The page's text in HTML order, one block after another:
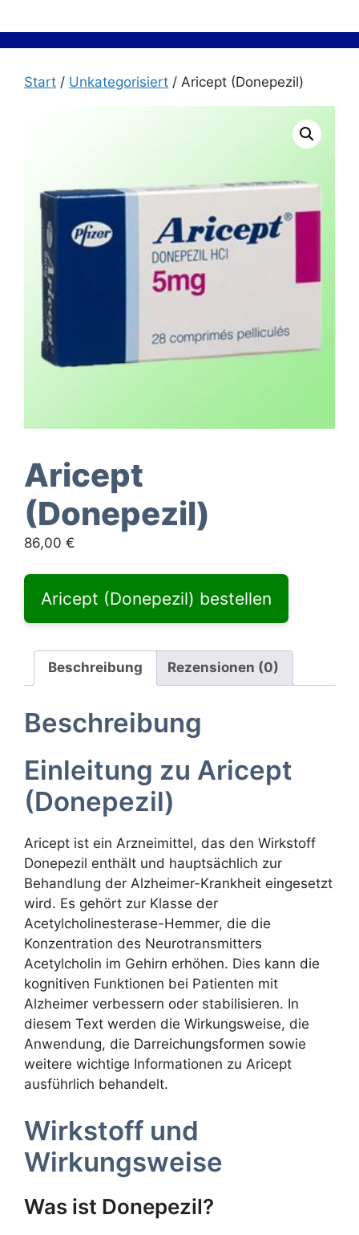
Inhalt
springen
Start / Unkategorisiert / Aricept (Donepezil)
Aricept
(Donepezil)
86,00 €
Aricept (Donepezil) bestellen
Beschreibung Rezensionen (0)
Beschreibung
Einleitung zu Aricept
(Donepezil)
Aricept ist ein Arzneimittel, das den Wirkstoff
Donepezil enthält und hauptsächlich zur
Behandlung der Alzheimer-Krankheit eingesetzt
wird. Es gehört zur Klasse der
Acetylcholinesterase-Hemmer, die die
Konzentration des Neurotransmitters
Acetylcholin im Gehirn erhöhen. Dies kann die
kognitiven Funktionen bei Patienten mit
Alzheimer verbessern oder stabilisieren. In
diesem Text werden die Wirkungsweise, die
Anwendung, die Darreichungsformen sowie
weitere wichtige Informationen zu Aricept
ausführlich behandelt.
Wirkstoff und
Wirkungsweise
Was ist Donepezil?